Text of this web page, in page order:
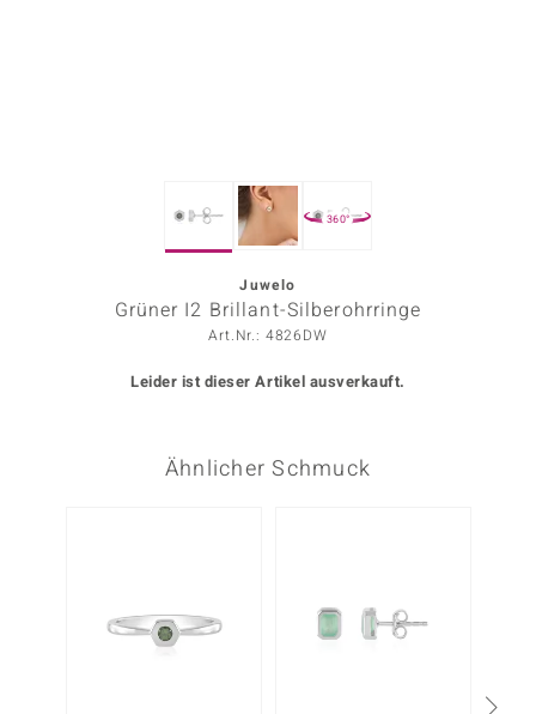
360°
Juwelo
Grüner I2 Brillant-Silberohrringe
Art.Nr.: 4826DW
Leider ist dieser Artikel ausverkauft.
Ähnlicher Schmuck